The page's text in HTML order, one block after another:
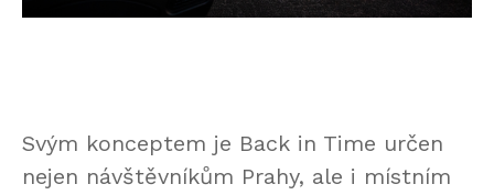
Svým konceptem je Back in Time určen
nejen návštěvníkům Prahy, ale i místním